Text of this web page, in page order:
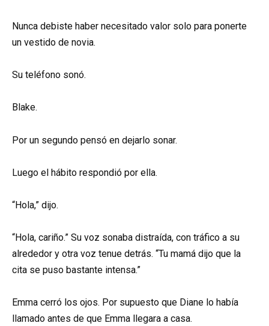
Nunca debiste haber necesitado valor solo para ponerte
un vestido de novia.
Su teléfono sonó.
Blake.
Por un segundo pensó en dejarlo sonar.
Luego el hábito respondió por ella.
“Hola,” dijo.
“Hola, cariño.” Su voz sonaba distraída, con tráfico a su
alrededor y otra voz tenue detrás. “Tu mamá dijo que la
cita se puso bastante intensa.”
Emma cerró los ojos. Por supuesto que Diane lo había
llamado antes de que Emma llegara a casa.